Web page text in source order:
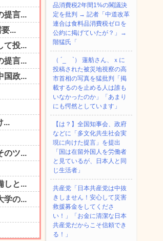
品消費税2年間1%の閣議決
定を批判 → 記者「中道改革
連合は食料品消費税ゼロを
公約に掲げていたが？」→
階猛氏「
（ ´_ゝ`） 蓮舫さん、ｘに
投稿された被災地視察の高
市首相の写真を猛批判「掲
載するのを止める人は誰も
いなかったのか」「あまり
にも愕然としています」
【は？】全国知事会、政府
などに「多文化共生社会実
現に向けた提言」を提出
「国は在留外国人を労働者
と見ているが、日本人と同
じ生活者」
共産党「日本共産党は中抜
きしません！安心して災害
救援募金をしてくださ
い！」「お金に清潔な日本
共産党だからこそ信頼でき
る！」